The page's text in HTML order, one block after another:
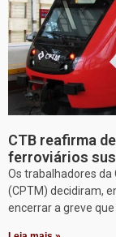
CTB reafirma
ferroviários
Os trabalhadores
(CPTM) decidiram,
encerrar a greve que